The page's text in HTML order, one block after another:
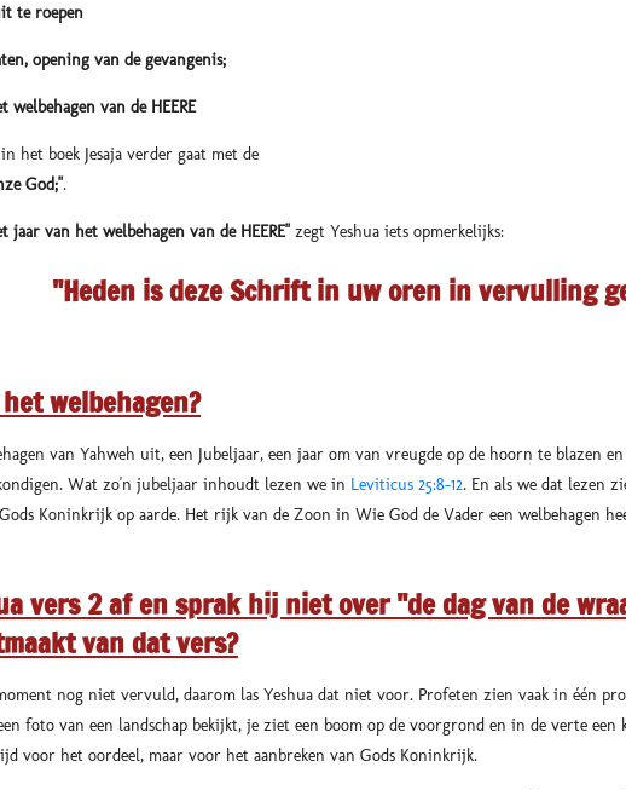
te roepen
van de gevangenis;
van de HEERE
het boek Jesaja verder gaat met de
God;".
van het welbehagen van de HEERE" zegt Yeshua iets opmerkelijks:
"Heden is deze Schrift in uw oren in vervulling
welbehagen?
van Yahweh uit, een Jubeljaar, een jaar om van vreugde op de hoorn te blazen
Wat zo'n jubeljaar inhoudt lezen we in Leviticus 25:8-12. En als we dat lezen
Koninkrijk op aarde. Het rijk van de Zoon in Wie God de Vader een welbehagen
vers 2 af en sprak hij niet over "de dag van de
van dat vers?
nog niet vervuld, daarom las Yeshua dat niet voor. Profeten zien vaak in één
foto van een landschap bekijkt, je ziet een boom op de voorgrond en in de verte een
voor het oordeel, maar voor het aanbreken van Gods Koninkrijk.